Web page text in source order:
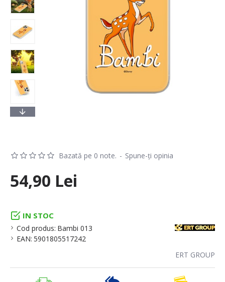
IN STOC
Cod produs: Bambi 013
EAN: 5901805517242
ERT GROUP
Bazată pe 0 note. - Spune-ţi opinia
54,90 Lei